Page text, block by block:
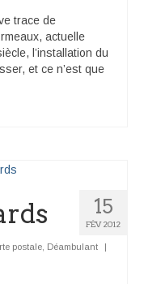
trace de
actuelle
l’installation du
et ce n’est que
15
FÉV 2012
postale, Déambulant